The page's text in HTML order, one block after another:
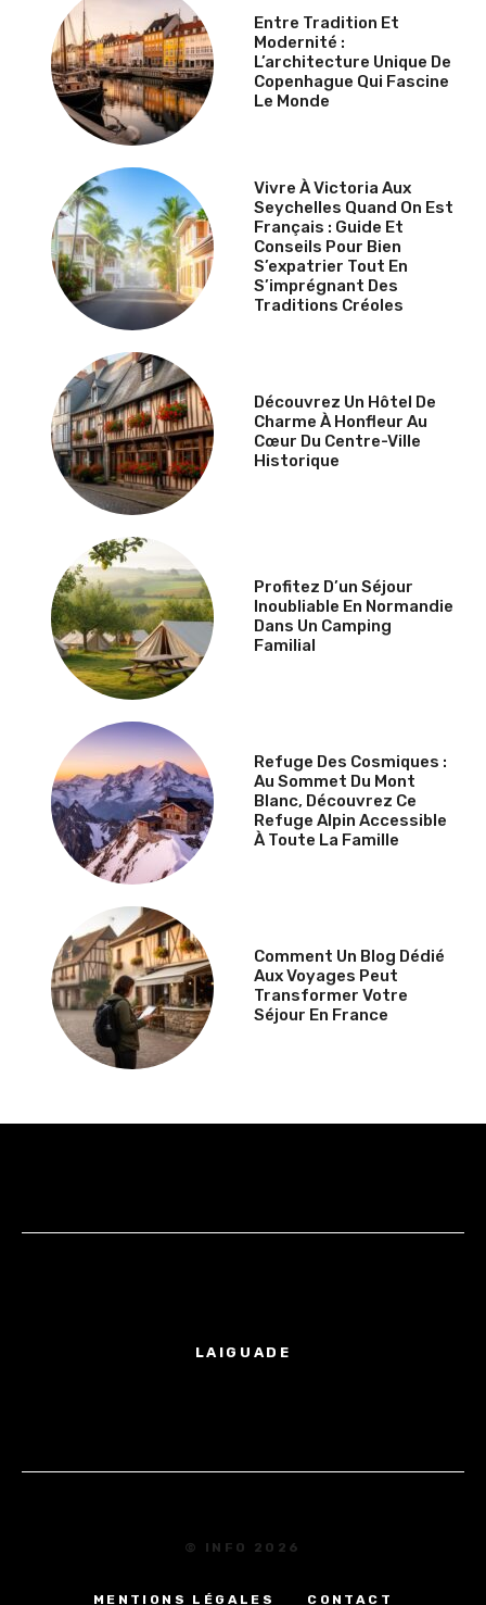
Entre Tradition Et
Modernité :
L’architecture Unique De
Copenhague Qui Fascine
Le Monde
Vivre À Victoria Aux
Seychelles Quand On Est
Français : Guide Et
Conseils Pour Bien
S’expatrier Tout En
S’imprégnant Des
Traditions Créoles
Découvrez Un Hôtel De
Charme À Honfleur Au
Cœur Du Centre-Ville
Historique
Profitez D’un Séjour
Inoubliable En Normandie
Dans Un Camping
Familial
Refuge Des Cosmiques :
Au Sommet Du Mont
Blanc, Découvrez Ce
Refuge Alpin Accessible
À Toute La Famille
Comment Un Blog Dédié
Aux Voyages Peut
Transformer Votre
Séjour En France
LAIGUADE
© INFO 2026
MENTIONS LÉGALES CONTACT